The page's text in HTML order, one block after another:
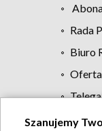
Rada
Biuro
Szanujemy